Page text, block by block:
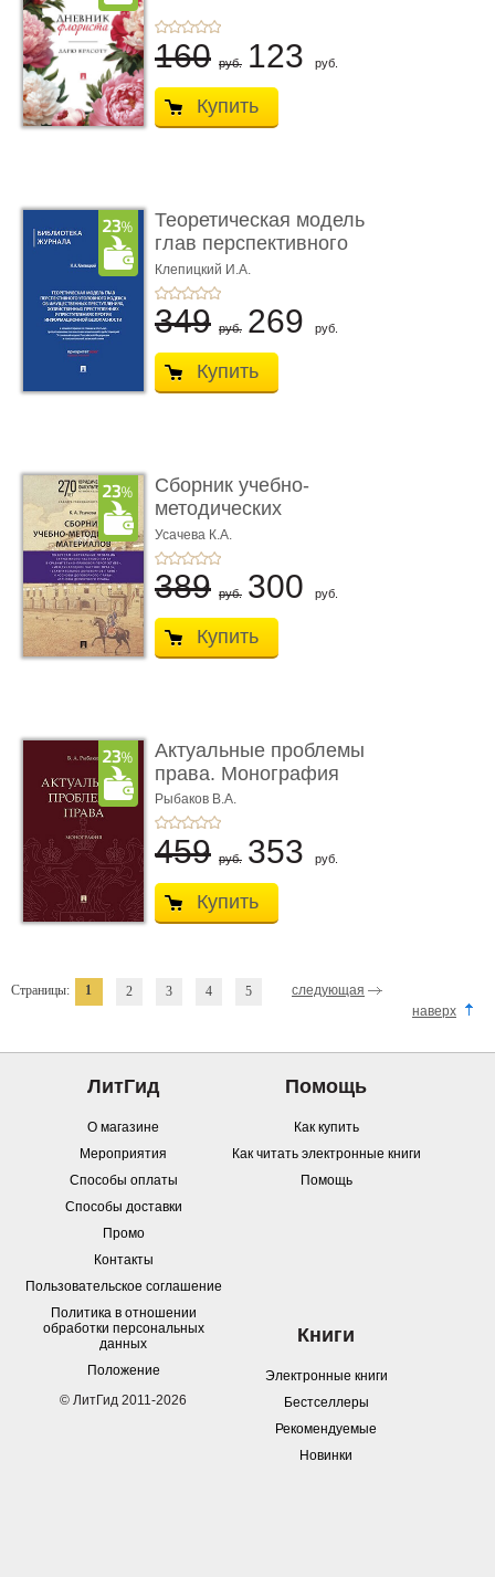
160 руб. 123 руб.
Купить
Теоретическая модель
глав перспективного
УК о ...
Клепицкий И.А.
349 руб. 269 руб.
Купить
Сборник учебно-
методических
материалов по кур ...
Усачева К.А.
389 руб. 300 руб.
Купить
Актуальные проблемы
права. Монография
Рыбаков В.А.
459 руб. 353 руб.
Купить
Страницы: 1 2 3 4 5
следующая
наверх
ЛитГид
О магазине
Мероприятия
Способы оплаты
Способы доставки
Промо
Контакты
Пользовательское соглашение
Политика в отношении
обработки персональных
данных
Положение
© ЛитГид 2011-2026
Помощь
Как купить
Как читать электронные книги
Помощь
Книги
Электронные книги
Бестселлеры
Рекомендуемые
Новинки